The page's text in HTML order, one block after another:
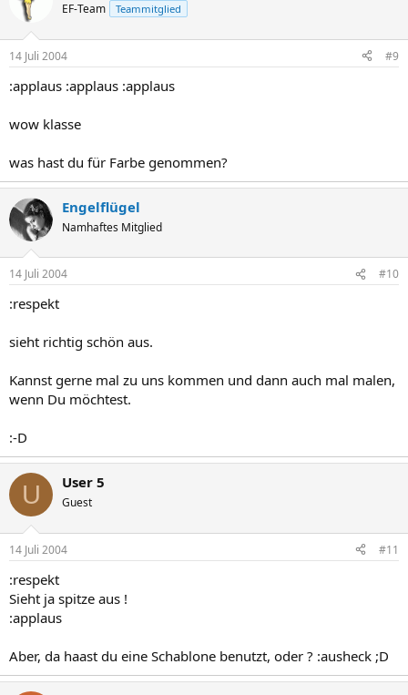
EF-Team Teammitglied
14 Juli 2004 #9
:applaus :applaus :applaus
wow klasse
was hast du für Farbe genommen?
Engelflügel
Namhaftes Mitglied
14 Juli 2004 #10
:respekt
sieht richtig schön aus.
Kannst gerne mal zu uns kommen und dann auch mal malen,
wenn Du möchtest.
:-D
U User 5
Guest
14 Juli 2004 #11
:respekt
Sieht ja spitze aus !
:applaus
Aber, da haast du eine Schablone benutzt, oder ? :ausheck ;D